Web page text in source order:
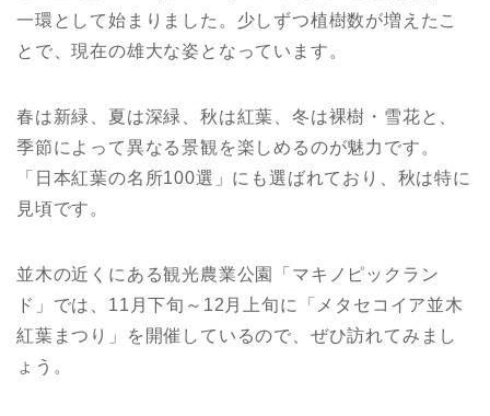
一環として始まりました。少しずつ植樹数が増えたこ
とで、現在の雄大な姿となっています。
春は新緑、夏は深緑、秋は紅葉、冬は裸樹・雪花と、
季節によって異なる景観を楽しめるのが魅力です。
「日本紅葉の名所100選」にも選ばれており、秋は特に
見頃です。
並木の近くにある観光農業公園「マキノピックラン
ド」では、11月下旬～12月上旬に「メタセコイア並木
紅葉まつり」を開催しているので、ぜひ訪れてみまし
ょう。